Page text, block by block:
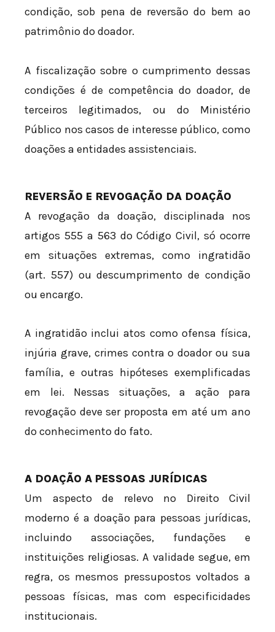
condição, sob pena de reversão do bem ao
patrimônio do doador.
A fiscalização sobre o cumprimento dessas
condições é de competência do doador, de
terceiros legitimados, ou do Ministério
Público nos casos de interesse público, como
doações a entidades assistenciais.
REVERSÃO E REVOGAÇÃO DA DOAÇÃO
A revogação da doação, disciplinada nos
artigos 555 a 563 do Código Civil, só ocorre
em situações extremas, como ingratidão
(art. 557) ou descumprimento de condição
ou encargo.
A ingratidão inclui atos como ofensa física,
injúria grave, crimes contra o doador ou sua
família, e outras hipóteses exemplificadas
em lei. Nessas situações, a ação para
revogação deve ser proposta em até um ano
do conhecimento do fato.
A DOAÇÃO A PESSOAS JURÍDICAS
Um aspecto de relevo no Direito Civil
moderno é a doação para pessoas jurídicas,
incluindo associações, fundações e
instituições religiosas. A validade segue, em
regra, os mesmos pressupostos voltados a
pessoas físicas, mas com especificidades
institucionais.